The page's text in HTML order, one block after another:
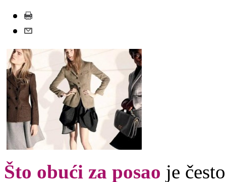
Što obući za posao je